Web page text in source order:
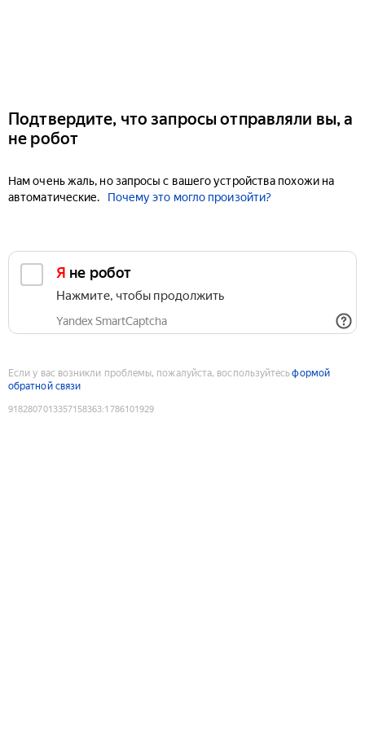
Подтвердите, что запросы отправляли вы, а
не робот
Нам очень жаль, но запросы с вашего устройства похожи на
автоматические.
Почему это могло произойти?
Я не робот
Нажмите, чтобы продолжить
Yandex SmartCaptcha
Если у вас возникли проблемы, пожалуйста, воспользуйтесьформой
обратной связи
9182807013357158363:1786101929